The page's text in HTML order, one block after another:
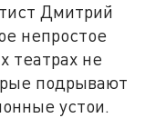
Дмитрий
непростое
театрах не
подрывают
устои.